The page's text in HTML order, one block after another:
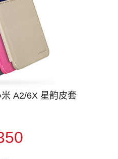
A2/6X 星韵皮套